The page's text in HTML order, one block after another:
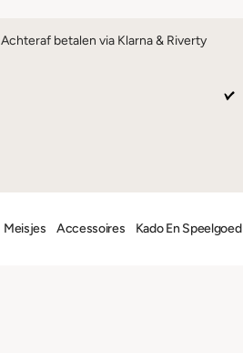
Achteraf betalen via Klarna & Riverty
Meisjes Accessoires Kado En Speelgoed